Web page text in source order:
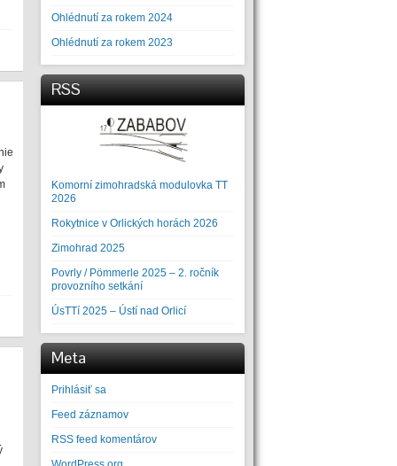
Ohlédnutí za rokem 2024
Ohlédnutí za rokem 2023
RSS
Komorní zimohradská modulovka TT
2026
Rokytnice v Orlických horách 2026
Zimohrad 2025
Povrly / Pömmerle 2025 – 2. ročník
provozního setkání
ÚsTTí 2025 – Ústí nad Orlicí
Meta
Prihlásiť sa
Feed záznamov
RSS feed komentárov